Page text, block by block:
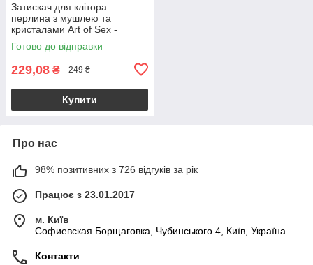
Затискач для клітора
перлина з мушлею та
кристалами Art of Sex -
Margie clit clamp, Срібло
Готово до відправки
229,08 ₴ 249 ₴
Купити
Про нас
98% позитивних з 726 відгуків за рік
Працює з 23.01.2017
м. Київ
Софиевская Борщаговка, Чубинського 4, Київ, Україна
Контакти